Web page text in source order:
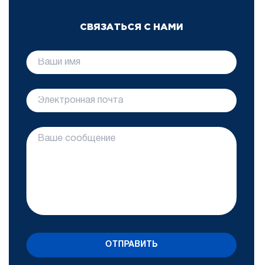
СВЯЗАТЬСЯ С НАМИ
ОТПРАВИТЬ